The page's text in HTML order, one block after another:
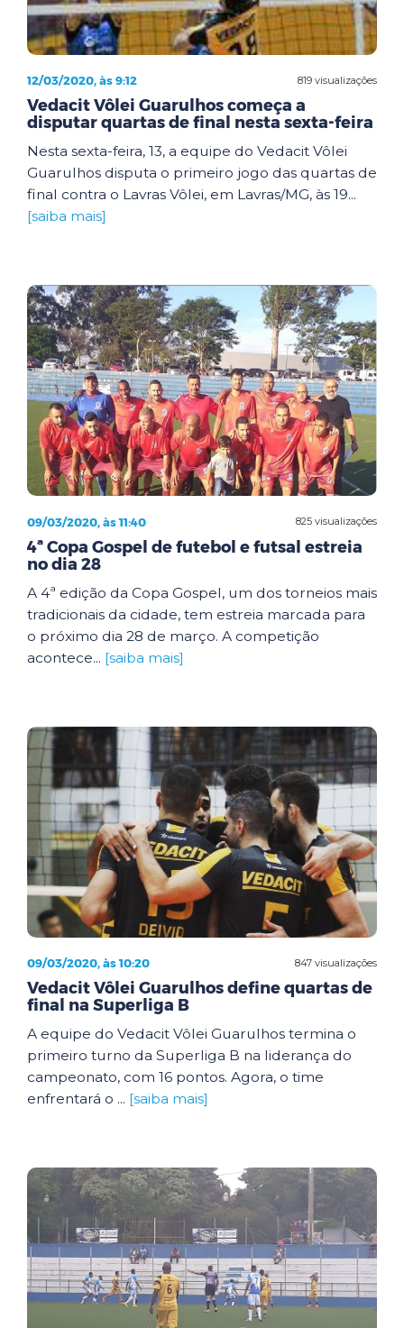
819 visualizações
12/03/2020, às 9:12
Vedacit Vôlei Guarulhos começa a
disputar quartas de final nesta sexta-feira
Nesta sexta-feira, 13, a equipe do Vedacit Vôlei
Guarulhos disputa o primeiro jogo das quartas de
final contra o Lavras Vôlei, em Lavras/MG, às 19...
[saiba mais]
825 visualizações
09/03/2020, às 11:40
4ª Copa Gospel de futebol e futsal estreia
no dia 28
A 4ª edição da Copa Gospel, um dos torneios mais
tradicionais da cidade, tem estreia marcada para
o próximo dia 28 de março. A competição
acontece... [saiba mais]
847 visualizações
09/03/2020, às 10:20
Vedacit Vôlei Guarulhos define quartas de
final na Superliga B
A equipe do Vedacit Vôlei Guarulhos termina o
primeiro turno da Superliga B na liderança do
campeonato, com 16 pontos. Agora, o time
enfrentará o ... [saiba mais]